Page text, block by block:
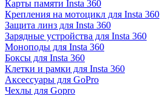
Карты памяти Insta 360
Крепления на мотоцикл для Insta 360
Защита линз для Insta 360
Зарядные устройства для Insta 360
Моноподы для Insta 360
Боксы для Insta 360
Клетки и рамки для Insta 360
Аксессуары для GoPro
Чехлы для Gopro